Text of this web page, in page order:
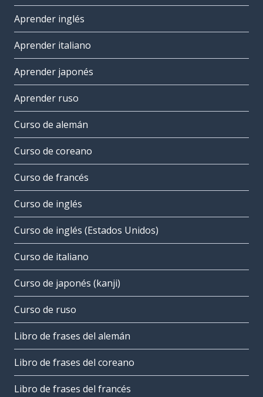
Aprender inglés
Aprender italiano
Aprender japonés
Aprender ruso
Curso de alemán
Curso de coreano
Curso de francés
Curso de inglés
Curso de inglés (Estados Unidos)
Curso de italiano
Curso de japonés (kanji)
Curso de ruso
Libro de frases del alemán
Libro de frases del coreano
Libro de frases del francés